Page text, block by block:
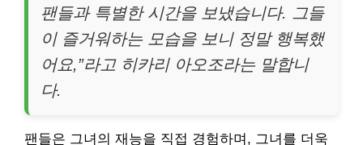
팬들과 특별한 시간을 보냈습니다. 그들
이 즐거워하는 모습을 보니 정말 행복했
어요,”라고 히카리 아오조라는 말합니
다.
팬들은 그녀의 재능을 직접 경험하며, 그녀를 더욱